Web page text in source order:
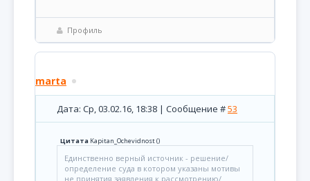
Профиль
marta
Дата: Ср, 03.02.16, 18:38 | Сообщение #53
Цитата Kapitan_Ochevidnost()
Единственно верный источник - решение/
определение суда в котором указаны мотивы
не принятия заявления к рассмотрению/